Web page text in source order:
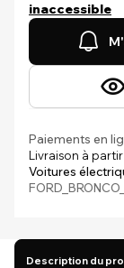
inaccessible
Paiements en
Livraison à
Voitures
Description du